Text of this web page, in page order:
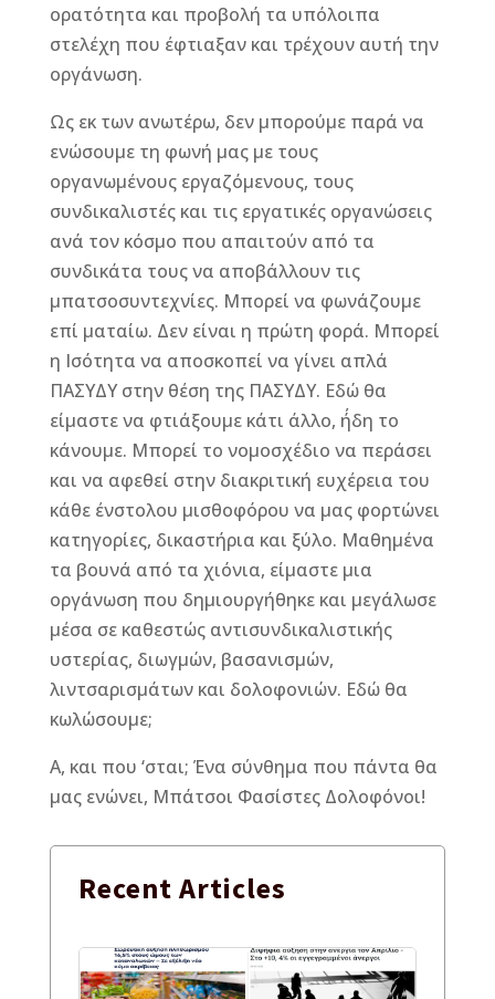
ορατότητα και προβολή τα υπόλοιπα
στελέχη που έφτιαξαν και τρέχουν αυτή την
οργάνωση.
Ως εκ των ανωτέρω, δεν μπορούμε παρά να
ενώσουμε τη φωνή μας με τους
οργανωμένους εργαζόμενους, τους
συνδικαλιστές και τις εργατικές οργανώσεις
ανά τον κόσμο που απαιτούν από τα
συνδικάτα τους να αποβάλλουν τις
μπατσοσυντεχνίες. Μπορεί να φωνάζουμε
επί ματαίω. Δεν είναι η πρώτη φορά. Μπορεί
η Ισότητα να αποσκοπεί να γίνει απλά
ΠΑΣΥΔΥ στην θέση της ΠΑΣΥΔΥ. Εδώ θα
είμαστε να φτιάξουμε κάτι άλλο, ή΄δη το
κάνουμε. Μπορεί το νομοσχέδιο να περάσει
και να αφεθεί στην διακριτική ευχέρεια του
κάθε ένστολου μισθοφόρου να μας φορτώνει
κατηγορίες, δικαστήρια και ξύλο. Μαθημένα
τα βουνά από τα χιόνια, είμαστε μια
οργάνωση που δημιουργήθηκε και μεγάλωσε
μέσα σε καθεστώς αντισυνδικαλιστικής
υστερίας, διωγμών, βασανισμών,
λιντσαρισμάτων και δολοφονιών. Εδώ θα
κωλώσουμε;
Α, και που ‘σται; Ένα σύνθημα που πάντα θα
μας ενώνει, Μπάτσοι Φασίστες Δολοφόνοι!
Recent Articles